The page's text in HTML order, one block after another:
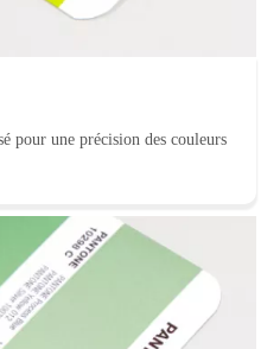
pour une précision des couleurs